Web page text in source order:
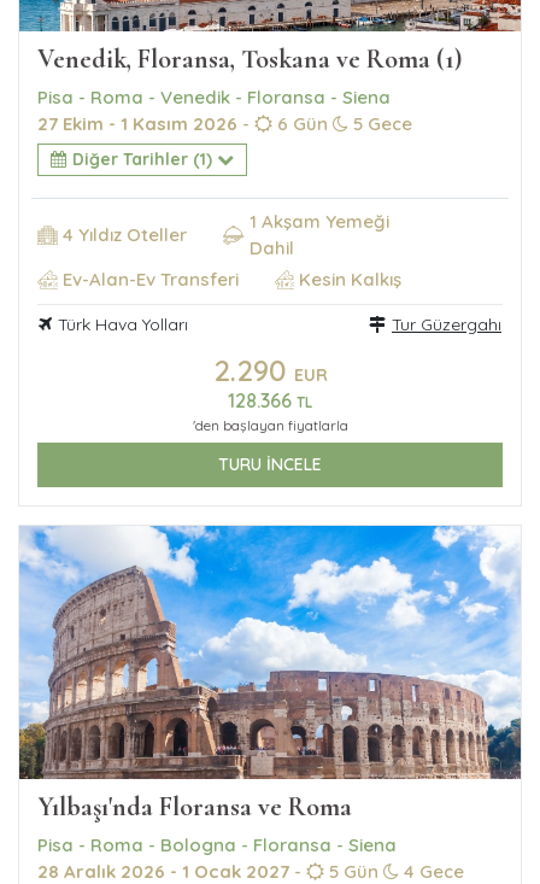
Venedik, Floransa, Toskana ve Roma (1)
Pisa - Roma - Venedik - Floransa - Siena
27 Ekim - 1 Kasım 2026 - 6 Gün 5 Gece
Diğer Tarihler (1)
4 Yıldız Oteller
1 Akşam Yemeği
Dahil
Ev-Alan-Ev Transferi
Kesin Kalkış
Türk Hava Yolları Tur Güzergahı
2.290 EUR
128.366 TL
'den başlayan fiyatlarla
TURU İNCELE
Yılbaşı'nda Floransa ve Roma
Pisa - Roma - Bologna - Floransa - Siena
28 Aralık 2026 - 1 Ocak 2027 - 5 Gün 4 Gece